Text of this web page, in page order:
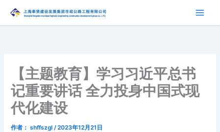
内
【主题教育】学习习近平总书
记重要讲话 全力投身中国式现
代化建设
作者： shffszgl/2023年12月21日